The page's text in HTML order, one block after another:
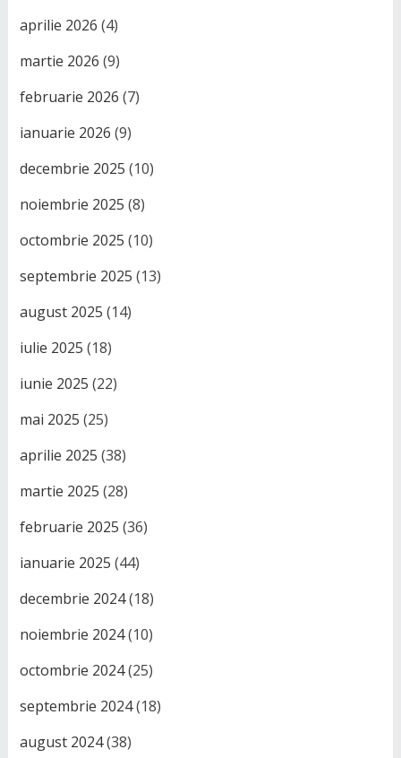
aprilie 2026 (4)
martie 2026 (9)
februarie 2026 (7)
ianuarie 2026 (9)
decembrie 2025 (10)
noiembrie 2025 (8)
octombrie 2025 (10)
septembrie 2025 (13)
august 2025 (14)
iulie 2025 (18)
iunie 2025 (22)
mai 2025 (25)
aprilie 2025 (38)
martie 2025 (28)
februarie 2025 (36)
ianuarie 2025 (44)
decembrie 2024(18)
noiembrie 2024(10)
octombrie 2024(25)
septembrie 2024(18)
august 2024(38)